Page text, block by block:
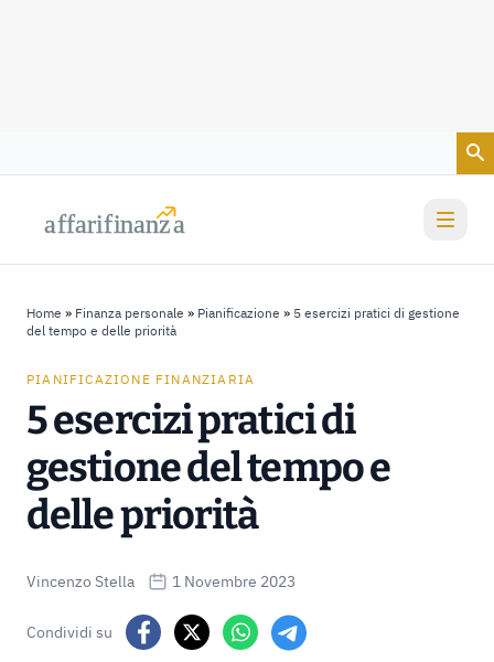
affarifinanza
affarifinanza
Home » Finanza personale » Pianificazione » 5 esercizi pratici di gestione
del tempo e delle priorità
PIANIFICAZIONE FINANZIARIA
5 esercizi pratici di
gestione del tempo e
delle priorità
Vincenzo Stella 1 Novembre 2023
Condividi su